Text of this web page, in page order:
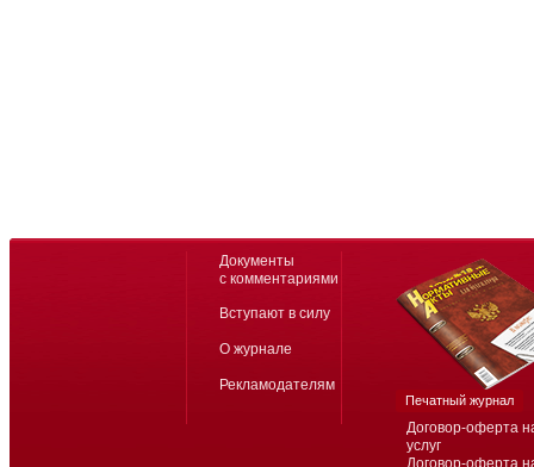
Договор-оферта
услуг
Договор-оферта
Документы
с комментариями
Вступают в силу
О журнале
Рекламодателям
Печатный журнал